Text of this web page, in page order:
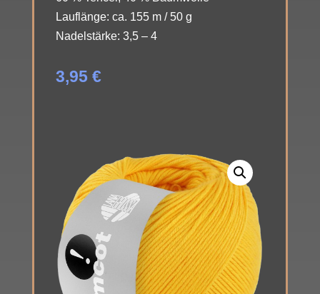
Lauflänge: ca. 155 m / 50 g
Nadelstärke: 3,5 – 4
3,95 €